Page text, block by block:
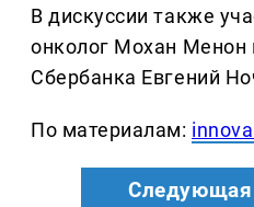
В дискуссии также
онколог Мохан Менон
Сбербанка Евгений
По материалам:
Следующая